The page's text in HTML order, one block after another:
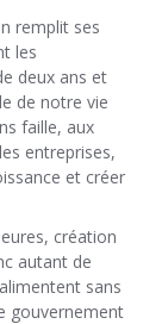
remplit ses
les
deux ans et
de notre vie
faille, aux
entreprises,
et créer
création
autant de
sans
gouvernement